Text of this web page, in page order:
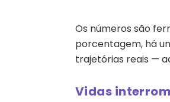
Os números são
porcentagem, há
trajetórias reais —
Vidas